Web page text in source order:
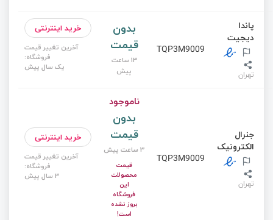
پاندا
دیجیت
تهران
TQP3M9009
بدون
قیمت
13 ساعت
پیش
خرید اینترنتی
آخرین تغییر قیمت
فروشگاه:
یک سال پیش
جنرال
الکترونیک
تهران
TQP3M9009
ناموجود
بدون
قیمت
3 ساعت پیش
قیمت
محصولات
این
فروشگاه
بروز نشده
است!
خرید اینترنتی
آخرین تغییر قیمت
فروشگاه:
3 سال پیش